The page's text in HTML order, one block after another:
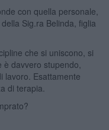
con quella personale,
Sig.ra Belinda, figlia
che si uniscono, si
davvero stupendo,
lavoro. Esattamente
di terapia.